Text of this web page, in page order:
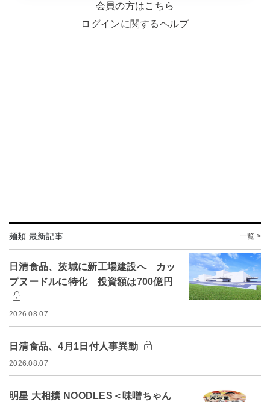
会員の方はこちら
ログインに関するヘルプ
麺類 最新記事 一覧 >
日清食品、茨城に新工場建設へ カッ
プヌードルに特化 投資額は700億円
2026.08.07
日清食品、4月1日付人事異動
2026.08.07
明星 大相撲 NOODLES＜味噌ちゃん